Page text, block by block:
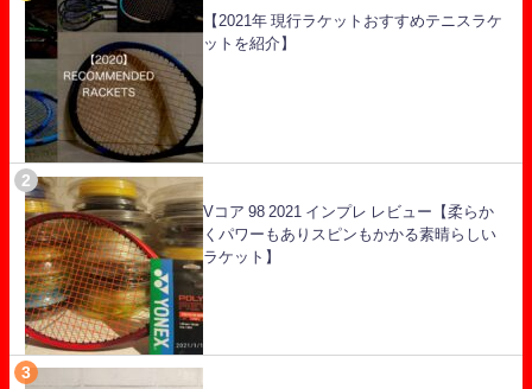
【2021年 現行ラケットおすすめテニスラケ
ットを紹介】
Vコア 98 2021 インプレ レビュー【柔らか
くパワーもありスピンもかかる素晴らしい
ラケット】